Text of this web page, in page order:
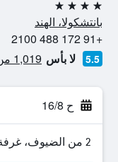
4 نجوم
بانتشكولا، الهند
+91 172 488 2100
5.5 لا بأس 1,019 من التقييمات تم التحقق منها
ح 16/8
2 من الضيوف، غرفة واحدة